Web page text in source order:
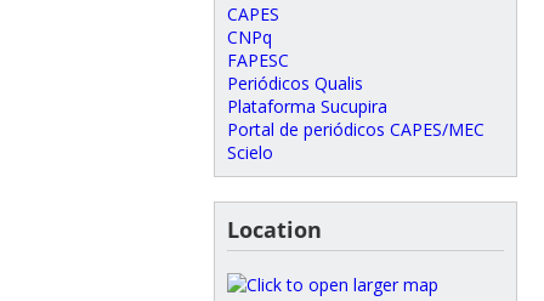
CAPES
CNPq
FAPESC
Periódicos Qualis
Plataforma Sucupira
Portal de periódicos CAPES/MEC
Scielo
Location